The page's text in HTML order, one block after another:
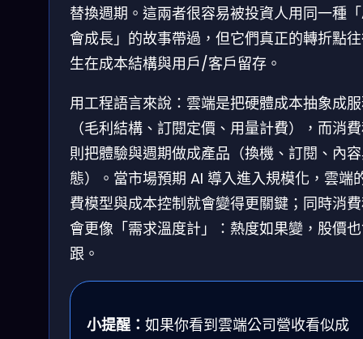
替換週期。這兩者很容易被投資人用同一種
會成長」的故事帶過，但它們真正的轉折點
生在成本結構與用戶/客戶留存。
用工程語言來說：雲端是把硬體成本抽象成
（毛利結構、訂閱定價、用量計費），而消
則把體驗與週期做成產品（換機、訂閱、內
態）。當市場預期 AI 導入進入規模化，雲端
費模型與成本控制就會變得更關鍵；同時消
會更像「需求溫度計」：熱度如果變，股價
跟。
小提醒： 如果你看到雲端公司營收看似成